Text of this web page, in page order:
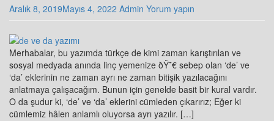
Aralık 8, 2019Mayıs 4, 2022 Admin Yorum yapın
Merhabalar, bu yazımda türkçe de kimi zaman karıştırılan ve
sosyal medyada anında linç yemenize ðŸ˜€ sebep olan ‘de’ ve
‘da’ eklerinin ne zaman ayrı ne zaman bitişik yazılacağını
anlatmaya çalışacağım. Bunun için genelde basit bir kural vardır.
O da şudur ki, ‘de’ ve ‘da’ eklerini cümleden çıkarırız; Eğer ki
cümlemiz hâlen anlamlı oluyorsa ayrı yazılır. […]